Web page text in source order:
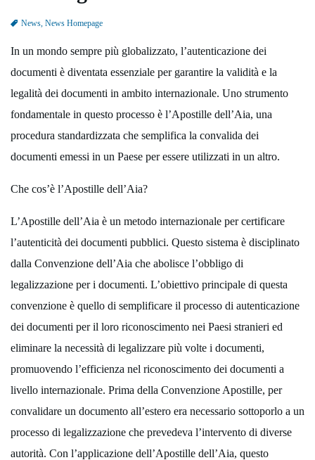
News, News Homepage
In un mondo sempre più globalizzato, l’autenticazione dei
documenti è diventata essenziale per garantire la validità e la
legalità dei documenti in ambito internazionale. Uno strumento
fondamentale in questo processo è l’Apostille dell’Aia, una
procedura standardizzata che semplifica la convalida dei
documenti emessi in un Paese per essere utilizzati in un altro.
Che cos’è l’Apostille dell’Aia?
L’Apostille dell’Aia è un metodo internazionale per certificare
l’autenticità dei documenti pubblici. Questo sistema è disciplinato
dalla Convenzione dell’Aia che abolisce l’obbligo di
legalizzazione per i documenti. L’obiettivo principale di questa
convenzione è quello di semplificare il processo di autenticazione
dei documenti per il loro riconoscimento nei Paesi stranieri ed
eliminare la necessità di legalizzare più volte i documenti,
promuovendo l’efficienza nel riconoscimento dei documenti a
livello internazionale. Prima della Convenzione Apostille, per
convalidare un documento all’estero era necessario sottoporlo a un
processo di legalizzazione che prevedeva l’intervento di diverse
autorità. Con l’applicazione dell’Apostille dell’Aia, questo